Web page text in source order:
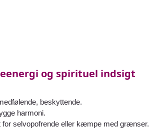
og spirituel indsigt
beskyttende.
harmoni.
selvopofrende eller kæmpe med grænser.